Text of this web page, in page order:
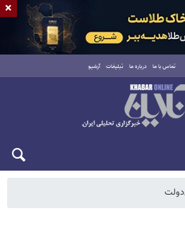
تماس با ما درباره ما تبلیغات آرشیو
دولت
×